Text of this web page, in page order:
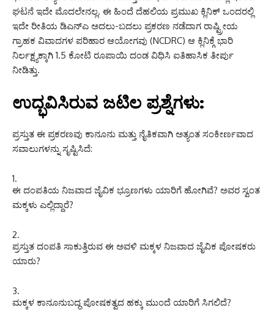
ಘಟನೆ ಇದೇ ಮೊದಲೇನಲ್ಲ. ಈ ಹಿಂದೆ ದೆಹಲಿಯ ಪ್ರಮುಖ ಕ್ಲಿನಿಕ್ ಒಂದರಲ್ಲಿ
ಇದೇ ರೀತಿಯ ಡಿಎನ್‌ಎ ಅದಲು-ಬದಲು ಪ್ರಕರಣ ನಡೆದಾಗ ರಾಷ್ಟ್ರೀಯ
ಗ್ರಾಹಕ ವಿವಾದಗಳ ಪರಿಹಾರ ಆಯೋಗವು (NCDRC) ಆ ಕ್ಲಿನಿಕ್ಗೆ ಭಾರಿ
ನಿರ್ಲಕ್ಷ್ಯಕ್ಕಾಗಿ 1.5 ಕೋಟಿ ರೂಪಾಯಿ ದಂಡ ವಿಧಿಸಿ ಐತಿಹಾಸಿಕ ತೀರ್ಪು
ನೀಡಿತ್ತು.
ಉದ್ಭವಿಸಿರುವ ಜಟಿಲ ಪ್ರಶ್ನೆಗಳು:
ಪ್ರಸ್ತುತ ಈ ಪ್ರಕರಣವು ಕಾನೂನು ಮತ್ತು ನೈತಿಕವಾಗಿ ಅತ್ಯಂತ ಸಂಕೀರ್ಣವಾದ
ಸವಾಲುಗಳನ್ನು ಸೃಷ್ಟಿಸಿದೆ:
ಈ ದಂಪತಿಯ ನಿಜವಾದ ಜೈವಿಕ ಭ್ರೂಣಗಳು ಯಾರಿಗೆ ಹೋಗಿವೆ? ಅವರ ಸ್ವಂತ
ಮಕ್ಕಳು ಎಲ್ಲಿದ್ದಾರೆ?
ಪ್ರಸ್ತುತ ದಂಪತಿ ಸಾಕುತ್ತಿರುವ ಈ ಅವಳಿ ಮಕ್ಕಳ ನಿಜವಾದ ಜೈವಿಕ ಪೋಷಕರು
ಯಾರು?
ಮಕ್ಕಳ ಕಾನೂನುಬದ್ಧ ಪೋಷಕತ್ವದ ಹಕ್ಕು ಮುಂದೆ ಯಾರಿಗೆ ಸಿಗಲಿದೆ?